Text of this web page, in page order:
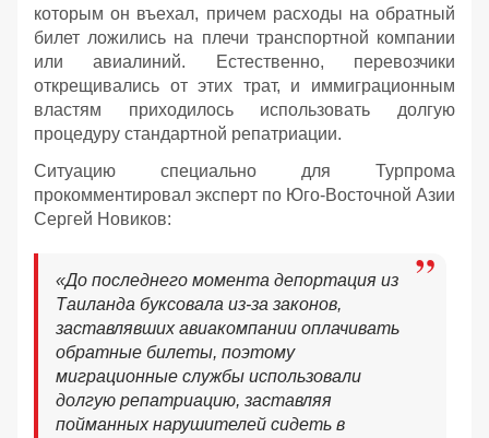
которым он въехал, причем расходы на обратный
билет ложились на плечи транспортной компании
или авиалиний. Естественно, перевозчики
открещивались от этих трат, и иммиграционным
властям приходилось использовать долгую
процедуру стандартной репатриации.
Ситуацию специально для Турпрома
прокомментировал эксперт по Юго-Восточной Азии
Сергей Новиков:
«До последнего момента депортация из
Таиланда буксовала из-за законов,
заставлявших авиакомпании оплачивать
обратные билеты, поэтому
миграционные службы использовали
долгую репатриацию, заставляя
пойманных нарушителей сидеть в